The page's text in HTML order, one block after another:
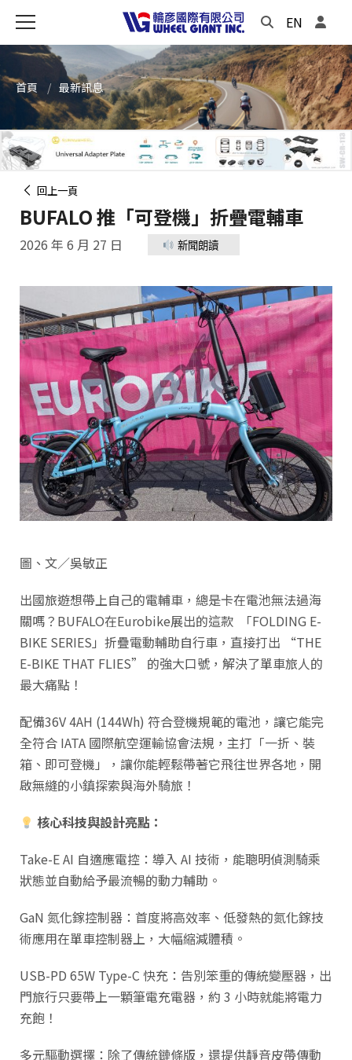
EN
首頁 最新訊息
回上一頁
BUFALO 推「可登機」折疊電輔車
2026 年 6 月 27 日 新聞朗讀
圖、文／吳敏正
出國旅遊想帶上自己的電輔車，總是卡在電池無法過海
關嗎？BUFALO在Eurobike展出的這款 「FOLDING E-
BIKE SERIES」折疊電動輔助自行車，直接打出 “THE
E-BIKE THAT FLIES” 的強大口號，解決了單車旅人的
最大痛點！
配備36V 4AH (144Wh) 符合登機規範的電池，讓它能完
全符合 IATA 國際航空運輸協會法規，主打「一折、裝
箱、即可登機」，讓你能輕鬆帶著它飛往世界各地，開
啟無縫的小鎮探索與海外騎旅！
核心科技與設計亮點：
Take-E AI 自適應電控：導入 AI 技術，能聰明偵測騎乘
狀態並自動給予最流暢的動力輔助。
GaN 氮化鎵控制器：首度將高效率、低發熱的氮化鎵技
術應用在單車控制器上，大幅縮減體積。
USB-PD 65W Type-C 快充：告別笨重的傳統變壓器，出
門旅行只要帶上一顆筆電充電器，約 3 小時就能將電力
充飽！
多元驅動選擇：除了傳統鏈條版，還提供靜音皮帶傳動